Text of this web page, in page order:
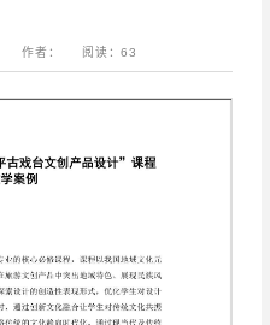
作者： 阅读：63